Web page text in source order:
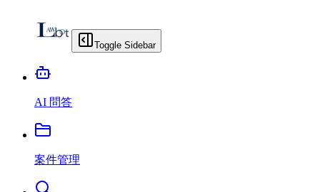
Toggle Sidebar
AI 問答
案件管理